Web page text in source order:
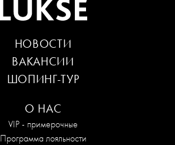
О НАС
VIP - примерочные
Программа лояльности
НОВОСТИ
ВАКАНСИИ
ШОПИНГ-ТУР